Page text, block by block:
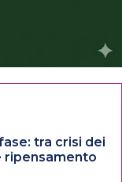
tra crisi dei
ripensamento